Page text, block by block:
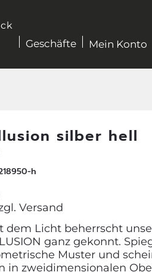
Geschäfte Mein Konto
silber hell
h
Versand
dem Licht beherrscht
ganz gekonnt.
Muster und
in zweidimensionalen